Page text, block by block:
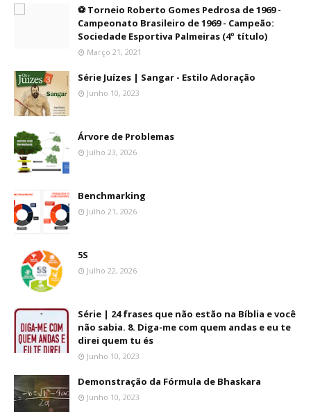
⚽ Torneio Roberto Gomes Pedrosa de 1969 -
Campeonato Brasileiro de 1969 - Campeão:
Sociedade Esportiva Palmeiras (4º título)
Março 21, 2021
Série Juízes | Sangar - Estilo Adoração
Junho 10, 2023
Árvore de Problemas
Julho 23, 2026
Benchmarking
Julho 21, 2026
5S
Julho 22, 2026
Série | 24 frases que não estão na Bíblia e você
não sabia. 8. Diga-me com quem andas e eu te
direi quem tu és
Junho 10, 2023
Demonstração da Fórmula de Bhaskara
Junho 10, 2023